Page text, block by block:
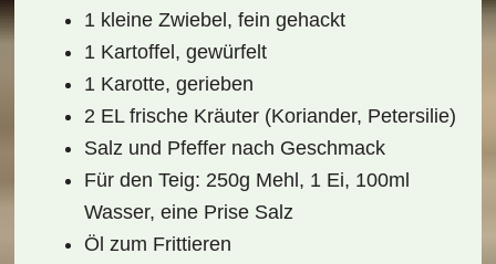
1 kleine Zwiebel, fein gehackt
1 Kartoffel, gewürfelt
1 Karotte, gerieben
2 EL frische Kräuter (Koriander, Petersilie)
Salz und Pfeffer nach Geschmack
Für den Teig: 250g Mehl, 1 Ei, 100ml
Wasser, eine Prise Salz
Öl zum Frittieren